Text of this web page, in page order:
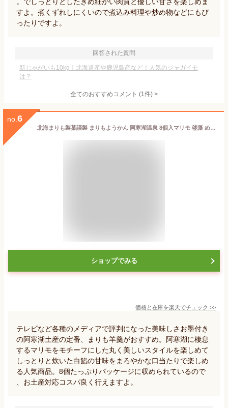
すよ。煮くずれしにくいので煮込み料理や炒め物などにもぴ
ったりですよ。
回答された質問
新じゃがいも10kg｜北海道産や鹿児島産など！人気のジャガイモ
は？
全てのおすすめコメント (1件) >
no. 6
北海まりも製菓謹製 まりもようかん 阿寒湖温泉 8個入マリモ 毬藻 めざましテレビ ご当地 福袋で人気だった商品
ショップでみる
価格と在庫を楽天でチェック >>
テレビなど各種のメディアで評判になった美味しさお墨付き
の阿寒湖土産の定番、まりも羊羹がおすすめ。阿寒湖に棲息
するマリモをモチーフにした丸く美しいスタイルを楽しめて
しっとりと炊いた白餡の甘味をまろやかな口当たりで楽しめ
る人気商品。8個たっぷりパッケージに収められているので
、お土産対応コスパ良く行えますよ。